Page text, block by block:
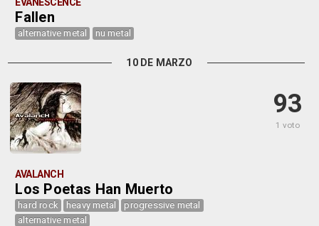
Fallen
alternative metal nu metal
10 DE MARZO
93
1 voto
AVALANCH
Los Poetas Han Muerto
hard rock heavy metal
progressive metal
alternative metal